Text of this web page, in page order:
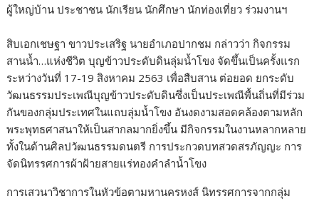
ผู้ใหญ่บ้าน ประชาชน นักเรียน นักศึกษา นักท่องเที่ยว ร่วมงานฯ
สิบเอกเชษฐา ขาวประเสริฐ นายอำเภอปากชม กล่าวว่า กิจกรรม
สานน้ำ…แห่งชีวิต บุญข้าวประดับดินลุ่มน้ำโขง จัดขึ้นเป็นครั้งแรก
ระหว่างวันที่ 17-19 สิงหาคม 2563 เพื่อสืบสาน ต่อยอด ยกระดับ
วัฒนธรรมประเพณีบุญข้าวประดับดินซึ่งเป็นประเพณีพื้นถิ่นที่มีร่วม
กันของกลุ่มประเทศในแถบลุ่มน้ำโขง อันงดงามสอดคล้องตามหลัก
พระพุทธศาสนาให้เป็นสากลมากยิ่งขึ้น มีกิจกรรมในงานหลากหลาย
ทั้งในด้านศิลปวัฒนธรรมดนตรี การประกวดบทสวดสรภัญญะ การ
จัดนิทรรศการผ้าฝ้ายสายแร่ทองคำลำน้ำโขง
การเสวนาวิชาการในหัวข้อตามหานครหงส์ นิทรรศการจากกลุ่ม